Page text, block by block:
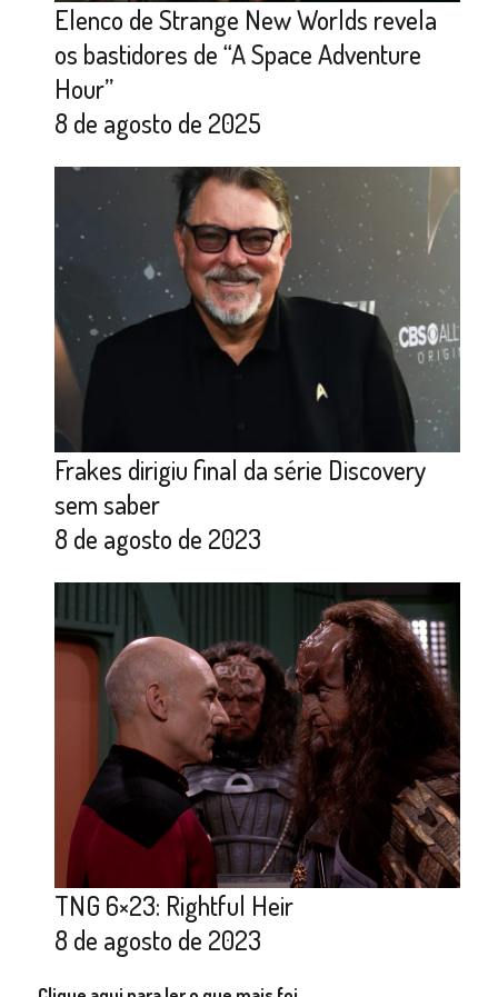
Elenco de Strange New Worlds revela
os bastidores de “A Space Adventure
Hour”
8 de agosto de 2025
Frakes dirigiu final da série Discovery
sem saber
8 de agosto de 2023
TNG 6×23: Rightful Heir
8 de agosto de 2023